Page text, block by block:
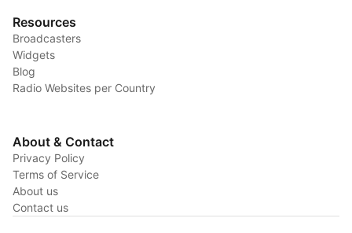
Resources
Broadcasters
Widgets
Blog
Radio Websites per Country
About & Contact
Privacy Policy
Terms of Service
About us
Contact us